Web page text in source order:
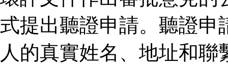
式提出聽證申請。聽證申
人的真實姓名、地址和